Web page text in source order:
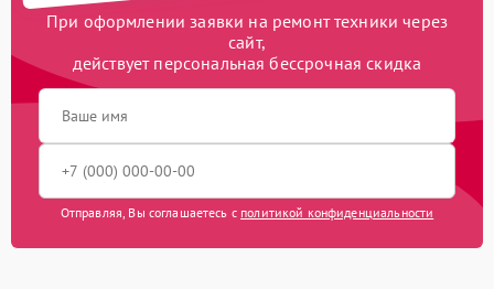
При оформлении заявки на ремонт техники через
сайт,
действует персональная бессрочная скидка
Отправляя, Вы соглашаетесь с политикой конфиденциальности